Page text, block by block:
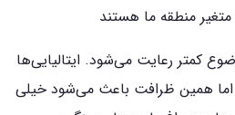
منطقه ما هستند
کمتر رعایت می‌شود. ایتالیایی‌ها
همین ظرافت باعث می‌شود خیلی